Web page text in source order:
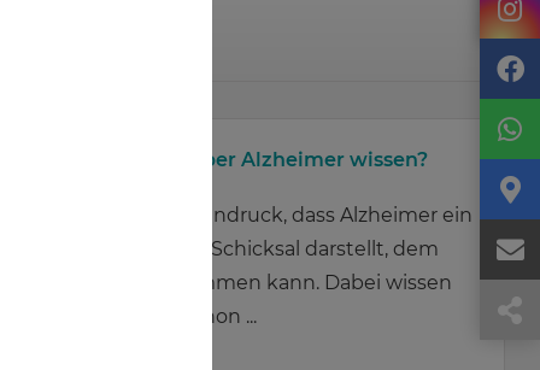
Was sollten wir über Alzheimer wissen?
Oft entsteht der Eindruck, dass Alzheimer ein
unausweichliches Schicksal darstellt, dem
man nicht entkommen kann. Dabei wissen
wir heute, dass schon ...